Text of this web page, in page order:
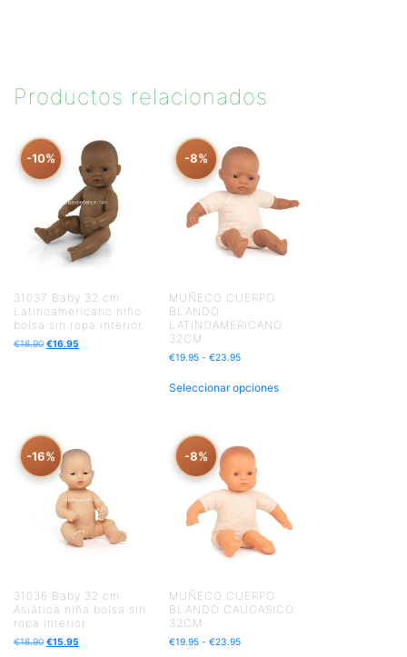
Productos relacionados
-10%
31037 Baby 32 cm
Latinoamericano niño
bolsa sin ropa interior
€18.90 €16.95
-8%
MUÑECO CUERPO
BLANDO
LATINOAMERICANO
32CM
€19.95 - €23.95
Seleccionar opciones
-16%
31036 Baby 32 cm
Asiática niña bolsa sin
ropa interior
€18.90 €15.95
-8%
MUÑECO CUERPO
BLANDO CAUCASICO
32CM
€19.95 - €23.95